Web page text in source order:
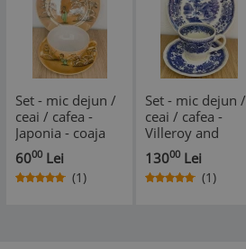
Set - mic dejun /
ceai / cafea -
Japonia - coaja
de ou - Gheișe -
1 persoana
6000 Lei
(1)
Set - mic dejun /
ceai / cafea -
Villeroy and
Boch -
Burgenland - 1
persoană
13000 Lei
(1)